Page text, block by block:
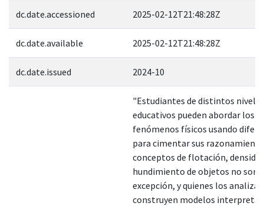
dc.date.accessioned 2025-02-12T21:48:28Z
dc.date.available 2025-02-12T21:48:28Z
dc.date.issued 2024-10
"Estudiantes de distintos niveles
educativos pueden abordar los
fenómenos físicos usando
para cimentar sus
conceptos de flotación,
hundimiento de objetos no son
excepción, y quienes los analizan
construyen modelos